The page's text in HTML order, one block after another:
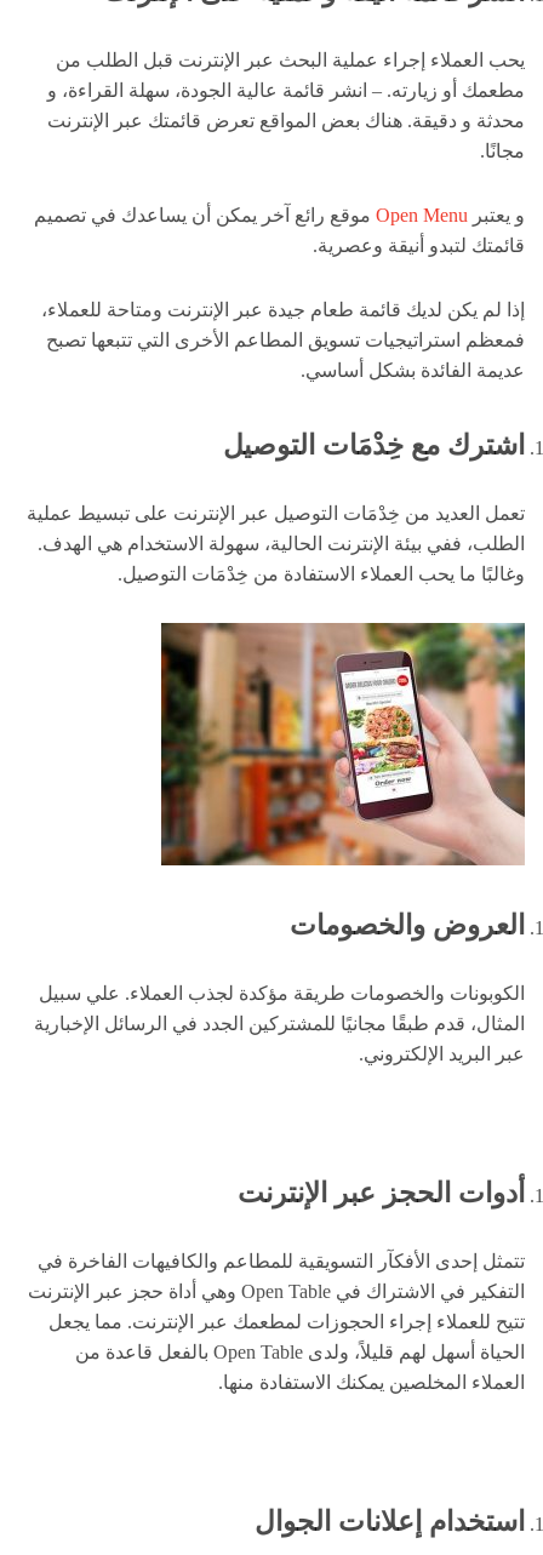
يحب العملاء إجراء عملية البحث عبر الإنترنت قبل الطلب من
مطعمك أو زيارته. – انشر قائمة عالية الجودة، سهلة القراءة، و
محدثة و دقيقة. هناك بعض المواقع تعرض قائمتك عبر الإنترنت
مجانًا.
و يعتبر Open Menu موقع رائع آخر يمكن أن يساعدك في تصميم
قائمتك لتبدو أنيقة وعصرية.
إذا لم يكن لديك قائمة طعام جيدة عبر الإنترنت ومتاحة للعملاء،
فمعظم استراتيجيات تسويق المطاعم الأخرى التي تتبعها تصبح
عديمة الفائدة بشكل أساسي.
اشترك مع خِدْمَات التوصيل
تعمل العديد من خِدْمَات التوصيل عبر الإنترنت على تبسيط عملية
الطلب، ففي بيئة الإنترنت الحالية، سهولة الاستخدام هي الهدف.
وغالبًا ما يحب العملاء الاستفادة من خِدْمَات التوصيل.
العروض والخصومات
الكوبونات والخصومات طريقة مؤكدة لجذب العملاء. علي سبيل
المثال، قدم طبقًا مجانيًا للمشتركين الجدد في الرسائل الإخبارية
عبر البريد الإلكتروني.
أدوات الحجز عبر الإنترنت
تتمثل إحدى الأفكآر التسويقية للمطاعم والكافيهات الفاخرة في
التفكير في الاشتراك في Open Table وهي أداة حجز عبر الإنترنت
تتيح للعملاء إجراء الحجوزات لمطعمك عبر الإنترنت. مما يجعل
الحياة أسهل لهم قليلاً، ولدى Open Table بالفعل قاعدة من
العملاء المخلصين يمكنك الاستفادة منها.
استخدام إعلانات الجوال